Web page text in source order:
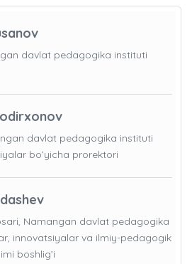
davlat pedagogika instituti
davlat pedagogika instituti
bo’yicha prorektori
Namangan davlat pedagogika
innovatsiyalar va ilmiy-pedagogik
boshlig’i